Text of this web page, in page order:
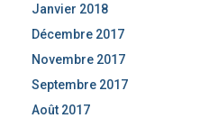
Janvier 2018
Décembre 2017
Novembre 2017
Septembre 2017
Août 2017